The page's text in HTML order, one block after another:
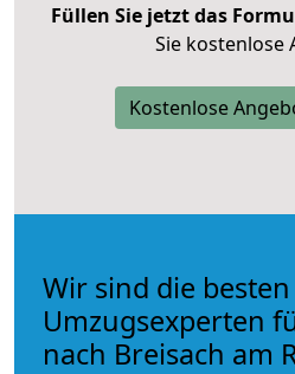
Füllen Sie jetzt das
Sie kostenlose
Kostenlose
Wir sind die besten
Umzugsexperten
nach Breisach am